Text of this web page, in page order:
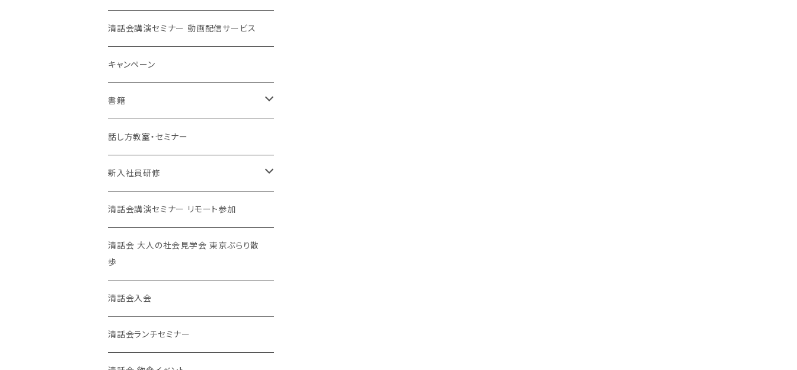
清話会講演セミナー 動画配信サービス
キャンペーン
書籍
清話会講師
話し方教室・セミナー
新入社員研修
対面、オンライン
清話会講演セミナー リモート参加
清話会 大人の社会見学会 東京ぶらり散
歩
清話会入会
清話会ランチセミナー